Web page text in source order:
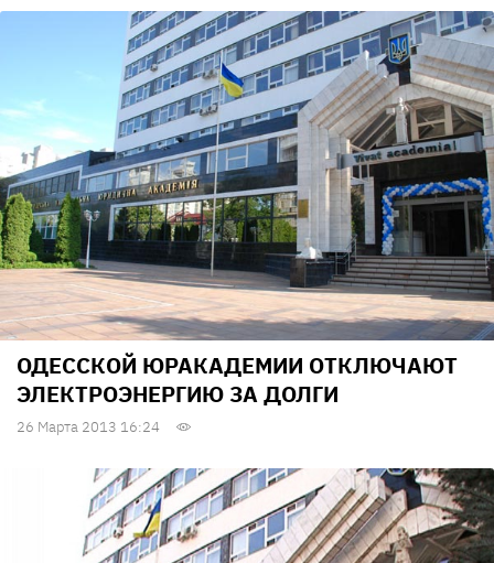
ОДЕССКОЙ ЮРАКАДЕМИИ ОТКЛЮЧАЮТ
ЭЛЕКТРОЭНЕРГИЮ ЗА ДОЛГИ
26 Марта 2013 16:24